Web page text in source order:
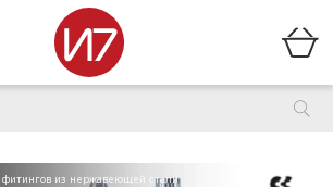
фитингов из нержавеющей стали